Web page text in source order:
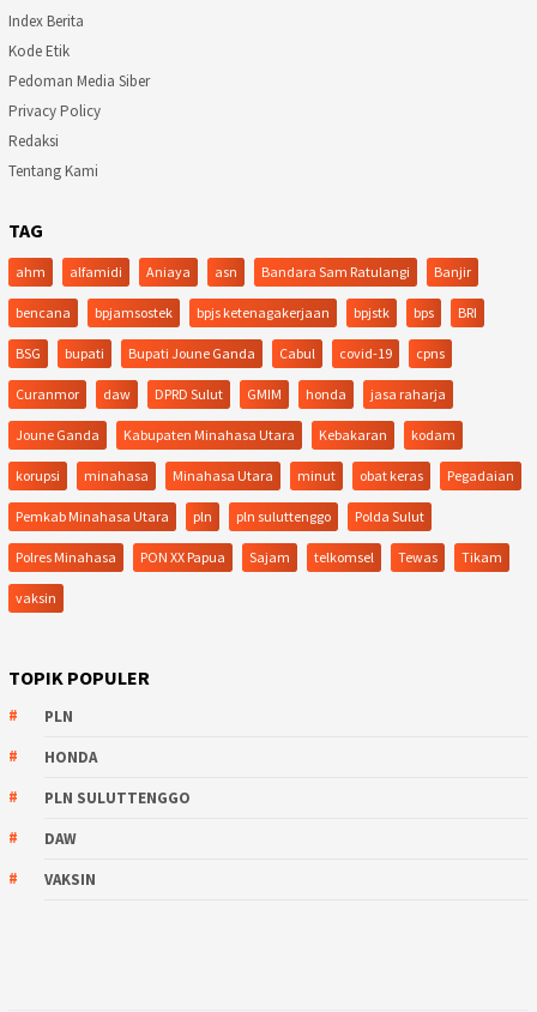
Index Berita
Kode Etik
Pedoman Media Siber
Privacy Policy
Redaksi
Tentang Kami
TAG
ahm alfamidi Aniaya asn Bandara Sam Ratulangi Banjir
bencana bpjamsostek bpjs ketenagakerjaan bpjstk bps BRI
BSG bupati Bupati Joune Ganda Cabul covid-19 cpns
Curanmor daw DPRD Sulut GMIM honda jasa raharja
Joune Ganda Kabupaten Minahasa Utara Kebakaran kodam
korupsi minahasa Minahasa Utara minut obat keras Pegadaian
Pemkab Minahasa Utara pln pln suluttenggo Polda Sulut
Polres Minahasa PON XX Papua Sajam telkomsel Tewas Tikam
vaksin
TOPIK POPULER
PLN
HONDA
PLN SULUTTENGGO
DAW
VAKSIN